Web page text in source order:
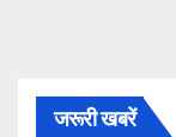
जरूरी खबरें